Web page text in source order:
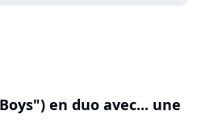
en duo avec... une